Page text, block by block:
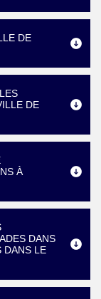
DE
DE
À
DANS
DANS LE